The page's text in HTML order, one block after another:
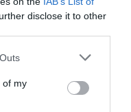
disclose it to other
of my
D’ ÉLÈVES